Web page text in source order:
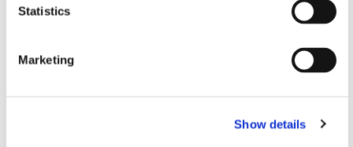
Statistics
Marketing
Show details
기 위한 흡입 제어 기능이 있습니다.
용 유체 경로입니다.